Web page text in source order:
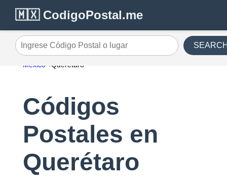
🇲🇽 CodigoPostal.me
Ingrese Código Postal o lugar
México Querétaro
Códigos
Postales en
Querétaro